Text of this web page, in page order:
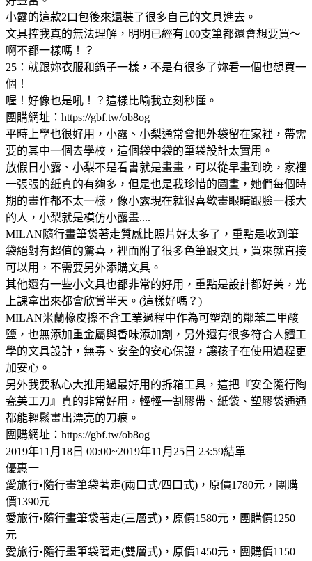
小露的這款2口包後來還裝了很多自己的文具進去。
文具控我真的無法理解，明明已經有100支筆都還會想要買～
啊不都一樣嗎！？
25：就跟妳衣服和鍋子一樣，不是有很多了妳看一個也想買一
個！
喔！好像也是吼！？這樣比喻我立刻秒懂。
團購網址：https://gbf.tw/ob8og
平時上學也很好用，小露、小梨通常會把外袋留在家裡，帶需
要的其中一個去學校，這個袋中袋的筆袋設計太實用。
放假日小露、小梨不是看書就是畫畫，可以從早畫到晚，家裡
一張張的紙真的有夠多，但是也是我珍惜的圖畫，她們每個時
期的畫作都不太一樣，像小露現在就很喜歡畫眼睛跟臉一樣大
的人，小梨就是模仿小露畫....
MILAN隨行畫筆袋著走質感比照片好太多了，重點是收到筆
袋絕對有超值的驚喜，裡面附了很多色筆跟文具，買來就直接
可以用，不需要另外添購文具。
其他還有一些小文具也都非常的好用，重點是設計都好美，光
上課拿出來都會欣賞半天。(這樣好嗎？)
MILAN米蘭橡皮擦不含工業過程中作為可塑劑的鄰苯二甲酸
鹽，也無添加重金屬與香味添加劑，另外還有很多符合人體工
學的文具設計，無毒、安全的安心保證，讓孩子在使用過程更
加安心。
另外我要私心大推用過最好用的拆箱工具，這把『安全隨行陶
瓷美工刀』真的非常好用，輕輕一割膠帶、紙袋、塑膠袋通通
都能輕鬆畫出漂亮的刀痕。
團購網址：https://gbf.tw/ob8og
2019年11月18日 00:00~2019年11月25日 23:59結單
優惠一
愛旅行•隨行畫筆袋著走(兩口式/四口式)，原價1780元，團購
價1390元
愛旅行•隨行畫筆袋著走(三層式)，原價1580元，團購價1250
元
愛旅行•隨行畫筆袋著走(雙層式)，原價1450元，團購價1150